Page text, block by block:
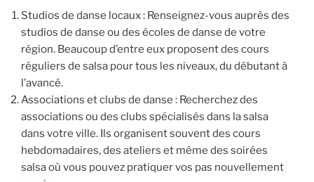
Studios de danse locaux : Renseignez-vous auprès des
studios de danse ou des écoles de danse de votre
région. Beaucoup d’entre eux proposent des cours
réguliers de salsa pour tous les niveaux, du débutant à
l’avancé.
Associations et clubs de danse : Recherchez des
associations ou des clubs spécialisés dans la salsa
dans votre ville. Ils organisent souvent des cours
hebdomadaires, des ateliers et même des soirées
salsa où vous pouvez pratiquer vos pas nouvellement